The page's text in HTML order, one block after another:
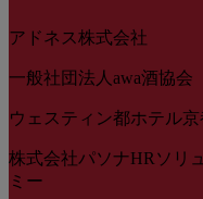
アドネス株式会社
一般社団法人awa酒協会
ウェスティン都ホテル京
株式会社パソナHRソリ
ミー